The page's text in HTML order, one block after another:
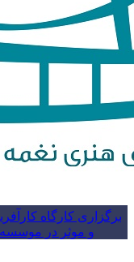
برگزاری کارگاه
و موثر در